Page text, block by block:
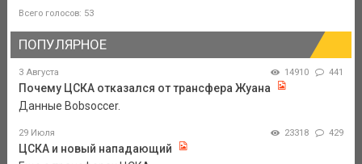
Всего голосов: 53
ПОПУЛЯРНОЕ
3 Августа 14910 441
Почему ЦСКА отказался от трансфера Жуана
Данные Bobsoccer.
29 Июля 23318 429
ЦСКА и новый нападающий